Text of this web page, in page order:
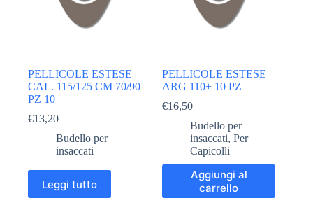
PELLICOLE ESTESE
CAL. 115/125 CM 70/90
PZ 10
€13,20
Budello per
insaccati
Leggi tutto
PELLICOLE ESTESE
ARG 110+ 10 PZ
€16,50
Budello per
insaccati,Per
Capicolli
Aggiungi al
carrello